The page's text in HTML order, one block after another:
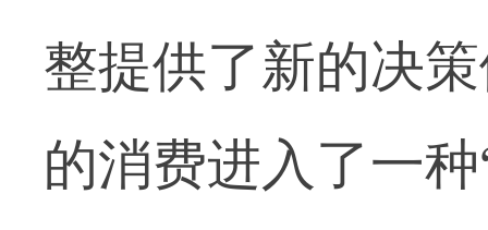
整提供了新的决
的消费进入了一